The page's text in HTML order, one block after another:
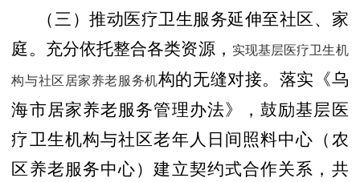
（三）推动医疗卫生服务延伸至社区、家
庭。 充分依托整合各类资源， 实现基层医疗卫生机
构与社区居家养老服务机构的无缝对接。落实《乌
海市居家养老服务管理办法》，鼓励基层医
疗卫生机构与社区老年人日间照料中心（农
区养老服务中心）建立契约式合作关系，共